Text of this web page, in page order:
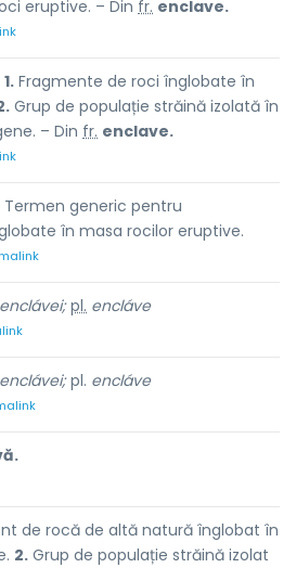
eruptive. – Din fr. enclave.
1. Fragmente de roci înglobate în
Grup de populație străină izolată în
– Din fr. enclave.
Termen generic pentru
în masa rocilor eruptive.
enclávei; pl. encláve
enclávei;pl. encláve
de rocă de altă natură înglobat în
2. Grup de populație străină izolat